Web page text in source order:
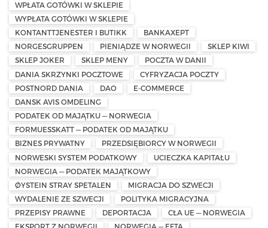
WPŁATA GOTÓWKI W SKLEPIE
WYPŁATA GOTÓWKI W SKLEPIE
KONTANTTJENESTER I BUTIKK
BANKAXEPT
NORGESGRUPPEN
PIENIĄDZE W NORWEGII
SKLEP KIWI
SKLEP JOKER
SKLEP MENY
POCZTA W DANII
DANIA SKRZYNKI POCZTOWE
CYFRYZACJA POCZTY
POSTNORD DANIA
DAO
E-COMMERCE
DANSK AVIS OMDELING
PODATEK OD MAJĄTKU — NORWEGIA
FORMUESSKATT — PODATEK OD MAJĄTKU
BIZNES PRYWATNY
PRZEDSIĘBIORCY W NORWEGII
NORWESKI SYSTEM PODATKOWY
UCIECZKA KAPITAŁU
NORWEGIA — PODATEK MAJĄTKOWY
ØYSTEIN STRAY SPETALEN
MIGRACJA DO SZWECJI
WYDALENIE ZE SZWECJI
POLITYKA MIGRACYJNA
PRZEPISY PRAWNE
DEPORTACJA
CŁA UE — NORWEGIA